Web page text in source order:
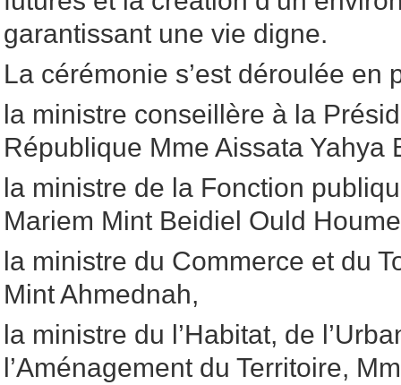
garantissant une vie digne.
La cérémonie s’est déroulée en
la ministre conseillère à la
République Mme Aissata Yahya
la ministre de la Fonction
Mariem Mint Beidiel Ould
la ministre du Commerce et du
Mint Ahmednah,
la ministre du l’Habitat, de
l’Aménagement du Territoire,